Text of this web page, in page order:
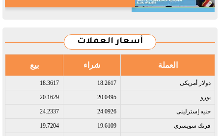
أسعار العملات
العملة شراء بيع
دولار أمريكى​ 18.2617
18.3617
يورو​ 20.0495
20.1629
جنيه إسترلينى​ 24.0926
24.2337
فرنك سويسرى​ 19.6109
19.7204